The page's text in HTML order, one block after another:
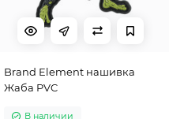
Brand Element нашивка
Жаба PVC
В наличии